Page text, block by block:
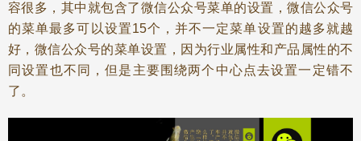
容很多，其中就包含了微信公众号菜单的设置，微信公众号
的菜单最多可以设置15个，并不一定菜单设置的越多就越
好，微信公众号的菜单设置，因为行业属性和产品属性的不
同设置也不同，但是主要围绕两个中心点去设置一定错不
了。